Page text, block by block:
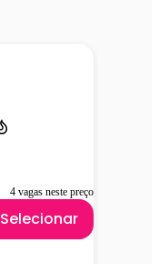
4 vagas neste preço
Selecionar